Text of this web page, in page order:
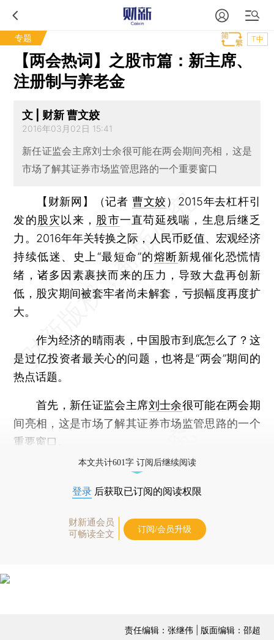
专题 T中
【两会热词】之股市篇：新主席、
注册制与养老金
文 | 财新 曹文姣
2016年03月02日 15:41
新任证监会主席刘士余很可能在两会期间亮相，这是
市场了解其证券市场监管思路的一个重要窗口
【财新网】（记者 曹文姣） 2015年去杠杆引
发的股灾 以来， 股市一直苟延残喘，生息后继乏
力。2016年年关转换之际，人民币贬值、宏观经济
持续低迷、史上“最短命”的熔断新规催化恐慌情
绪，诸多因素裹挟而来的压力，导致大盘再创新
低，股灾期间被套牢者尚未解套，亏损幅度再度扩
大。
作为经济的晴雨表，中国股市到底怎么了？这
是过亿投资者最关心的问题，也将是“两会”期间的
热点话题。
首先，新任证监会主席刘士余很可能在两会期
间亮相，这是市场了解其证券市场监管思路的一个
重要窗口。
本文共计601字 订阅后继续阅读
登录 后获取已订阅的阅读权限
财新通会员
可畅读全文
订阅/会员升级
责任编辑：张继伟 | 版面编辑：邵超